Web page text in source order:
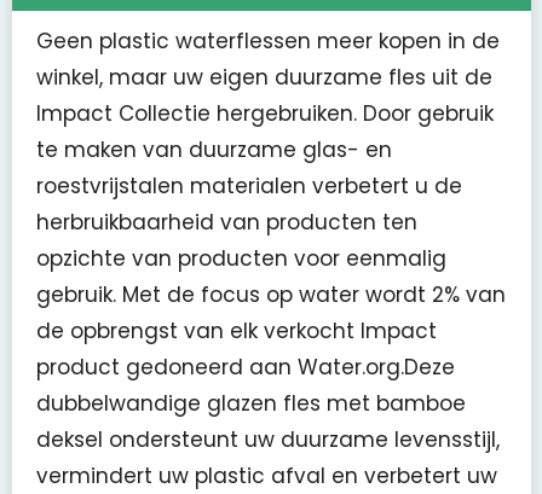
Geen plastic waterflessen meer kopen in de
winkel, maar uw eigen duurzame fles uit de
Impact Collectie hergebruiken. Door gebruik
te maken van duurzame glas- en
roestvrijstalen materialen verbetert u de
herbruikbaarheid van producten ten
opzichte van producten voor eenmalig
gebruik. Met de focus op water wordt 2% van
de opbrengst van elk verkocht Impact
product gedoneerd aan Water.org.Deze
dubbelwandige glazen fles met bamboe
deksel ondersteunt uw duurzame levensstijl,
vermindert uw plastic afval en verbetert uw